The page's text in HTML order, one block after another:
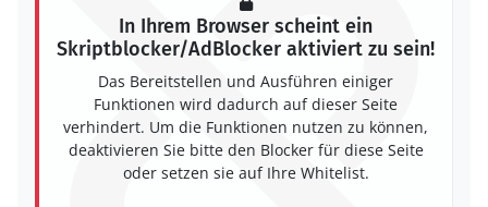
In Ihrem Browser scheint ein
Skriptblocker/AdBlocker aktiviert zu sein!
Das Bereitstellen und Ausführen einiger
Funktionen wird dadurch auf dieser Seite
verhindert. Um die Funktionen nutzen zu können,
deaktivieren Sie bitte den Blocker für diese Seite
oder setzen sie auf Ihre Whitelist.